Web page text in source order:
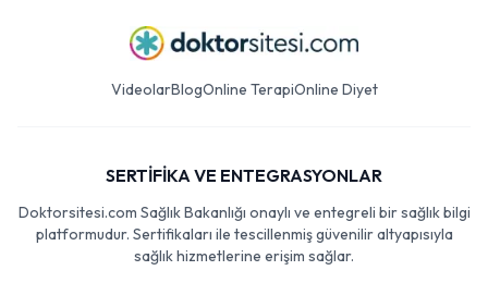
VideolarBlogOnline TerapiOnline Diyet
SERTİFİKA VE ENTEGRASYONLAR
Doktorsitesi.com Sağlık Bakanlığı onaylı ve entegreli bir sağlık bilgi
platformudur. Sertifikaları ile tescillenmiş güvenilir altyapısıyla
sağlık hizmetlerine erişim sağlar.